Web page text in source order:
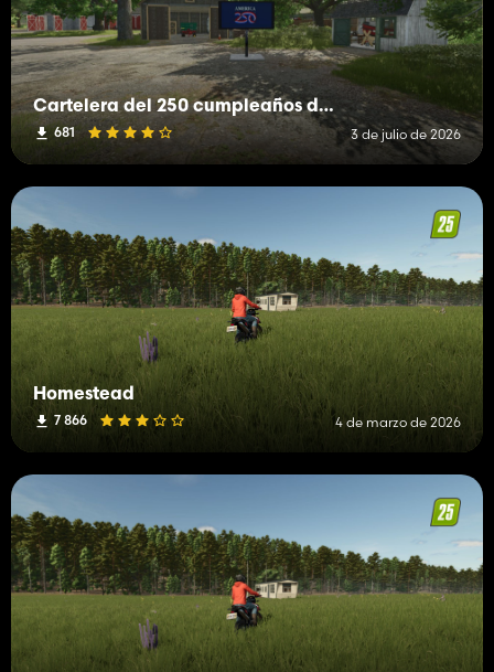
Cartelera del 250 cumpleaños de Estados Unidos
681 3 de julio de 2026
Homestead
7 866 4 de marzo de 2026